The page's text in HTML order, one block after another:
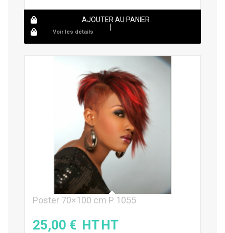
AJOUTER AU PANIER
Voir les détails
Poster 70×100 cm P 1055
25,00 €